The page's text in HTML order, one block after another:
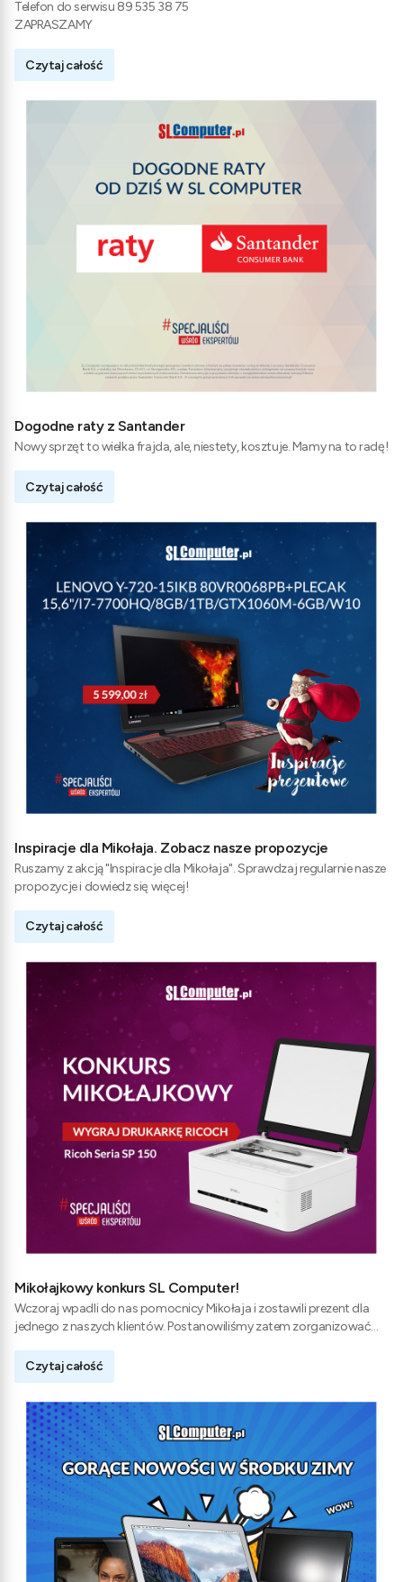
Telefon do serwisu 89 535 38 75
ZAPRASZAMY
Czytaj całość
Dogodne raty z Santander
Nowy sprzęt to wielka frajda, ale, niestety, kosztuje. Mamy na to radę!
Czytaj całość
Inspiracje dla Mikołaja. Zobacz nasze propozycje
Ruszamy z akcją "Inspiracje dla Mikołaja". Sprawdzaj regularnie nasze
propozycje i dowiedz się więcej!
Czytaj całość
Mikołajkowy konkurs SL Computer!
Wczoraj wpadli do nas pomocnicy Mikołaja i zostawili prezent dla
jednego z naszych klientów. Postanowiliśmy zatem zorganizować
Czytaj całość